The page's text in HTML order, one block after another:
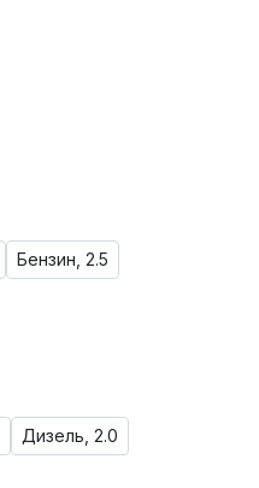
Бензин, 2.5
Дизель, 2.0